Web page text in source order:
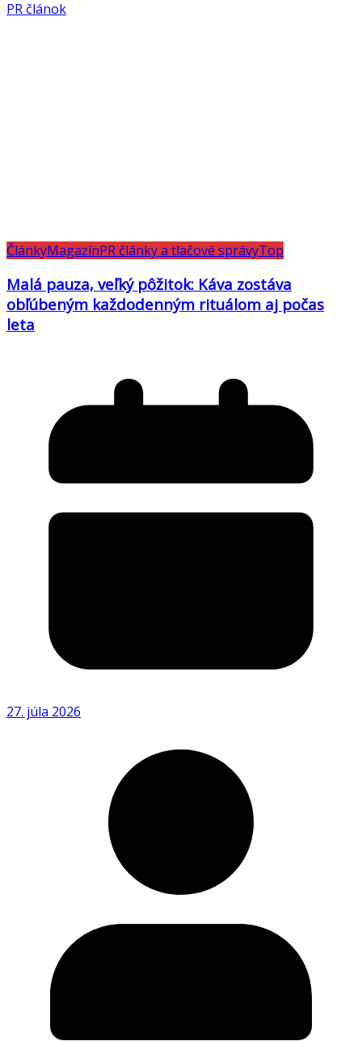
PR článok
ČlánkyMagazínPR články a tlačové správyTop
Malá pauza, veľký pôžitok: Káva zostáva
obľúbeným každodenným rituálom aj počas
leta
27. júla 2026